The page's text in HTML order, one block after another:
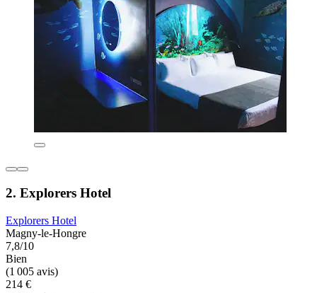
2. Explorers Hotel
Explorers Hotel
Magny-le-Hongre
7,8/10
Bien
(1 005 avis)
214 €